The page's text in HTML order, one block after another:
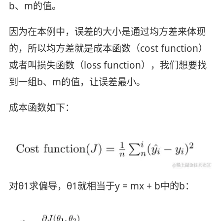
b、m的值。
因为在本例中，误差的大小是通过均方差来体现
的，所以均方差就是成本函数（cost function）
或者叫损失函数（loss function），我们想要找
到一组b、m的值，让误差最小。
成本函数如下：
对θ1求偏导，θ1就相当于y = mx + b中的b：